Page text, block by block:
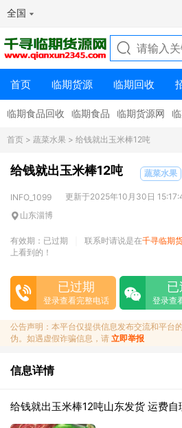
全国
首页 临期货源 临期回收
临期食品回收 临期食品 临期货源网
首页 > 蔬菜水果 > 给钱就出玉米棒12吨
给钱就出玉米棒12吨 蔬菜水果
INFO_1099 更新于2025年10月30日
山东淄博
有效期：已过期 联系时请说是在千寻临期
上看到的！
已过期
登录查看完整电话
已
登录查
公告声明：本平台仅提供信息发布交流和平台
伪。如遇虚假诈骗信息，请 立即举报
信息详情
给钱就出玉米棒12吨山东发货 运费自